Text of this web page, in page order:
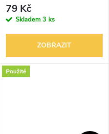
79 Kč
Skladem 3 ks
ZOBRAZIT
Použité